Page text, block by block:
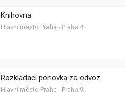
Knihovna
Hlavní město Praha - Praha 4
Rozkládací pohovka za odvoz
Hlavní město Praha - Praha 9